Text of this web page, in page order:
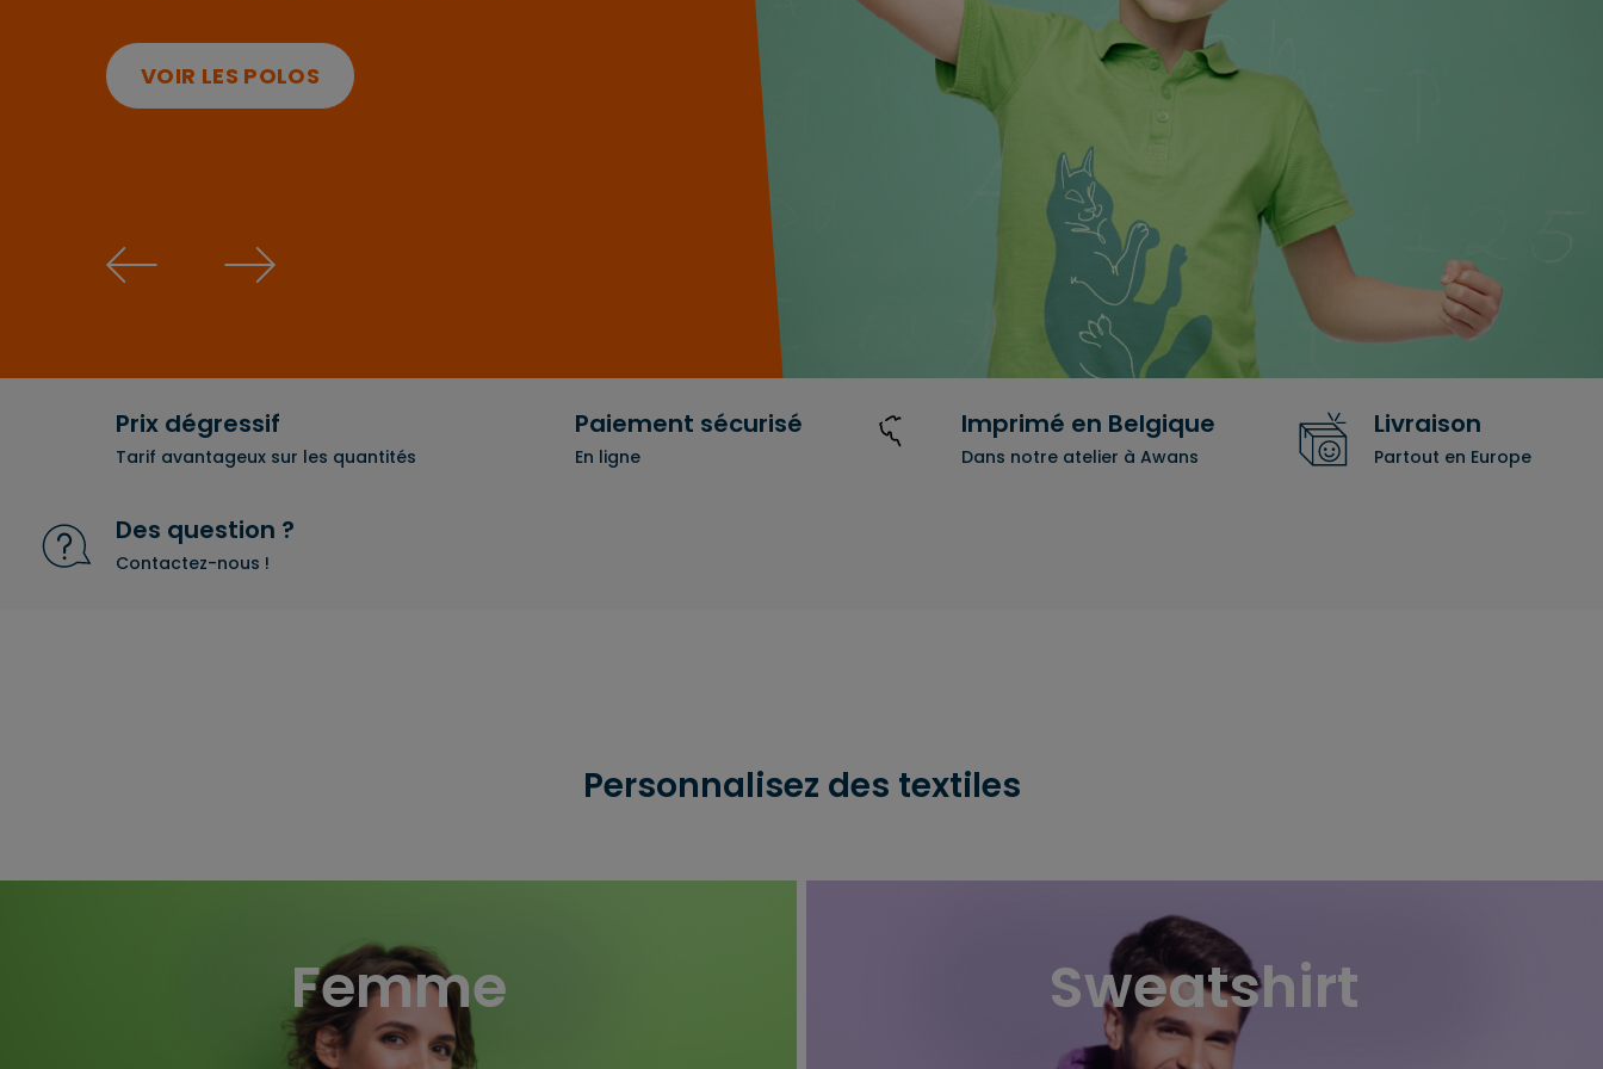
VOIR LES POLOS
CHOISIR UN PRODUIT
Prix dégressif
Tarif avantageux sur les quantités
Paiement sécurisé
En ligne
Imprimé en Belgique
Dans notre atelier à Awans
Livraison
Partout en Europe
Des question ?
Contactez-nous !
Personnalisez des textiles
Femme Sweatshirt